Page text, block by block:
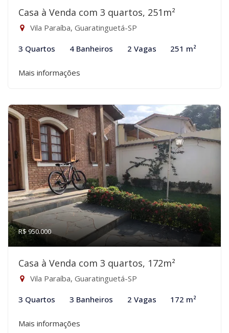
Casa à Venda com 3 quartos, 251m²
Vila Paraíba, Guaratinguetá-SP
3 Quartos 4 Banheiros 2 Vagas 251 m²
Mais informações
R$ 950.000
Casa à Venda com 3 quartos, 172m²
Vila Paraíba, Guaratinguetá-SP
3 Quartos 3 Banheiros 2 Vagas 172 m²
Mais informações